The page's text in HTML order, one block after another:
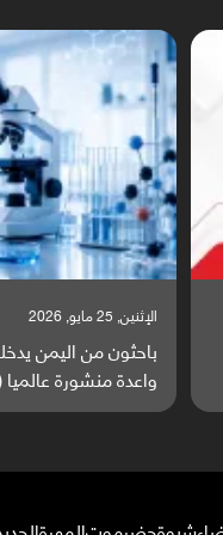
السبت, 23 مايو, 2026
صراع دولي يتصاعد
ساحة مواجهة عالمية